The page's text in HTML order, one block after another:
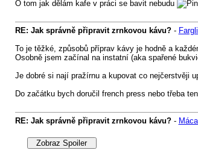
O tom jak dělám kafe v práci se bavit nebudu
RE: Jak správně připravit zrnkovou kávu?-
To je těžké, způsobů příprav kávy je hodně a
Osobně jsem začínal na instatní (aka spařené
Je dobré si nají pražírnu a kupovat co nejčerstvěji
Do začátku bych doručil french press nebo třeba
RE: Jak správně připravit zrnkovou kávu?-